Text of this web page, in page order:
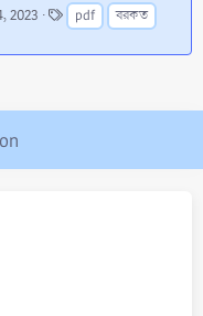
2023
T
a
g
pdf বরকত